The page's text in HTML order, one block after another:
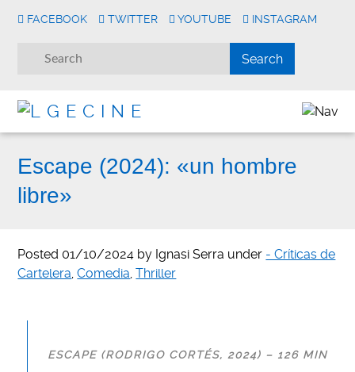
FACEBOOK TWITTER YOUTUBE INSTAGRAM
Escape (2024): «un hombre
libre»
Posted 01/10/2024 by Ignasi Serra under - Críticas de
Cartelera,Comedia,Thriller
ESCAPE (RODRIGO CORTÉS, 2024) – 126 MIN